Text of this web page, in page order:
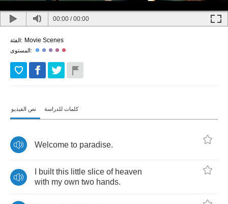
00:00 /00:00
الفئة: Movie Scenes
المستوى:
نص الفيديو كلمات للدراسة
Welcome to paradise.
built this little slice of heaven
with my own two hands.